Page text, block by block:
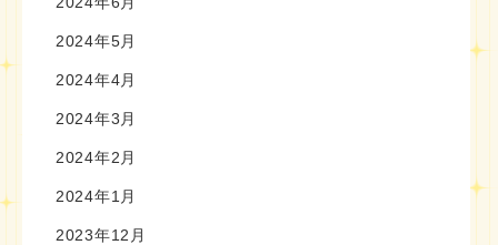
2024年5月
2024年4月
2024年3月
2024年2月
2024年1月
2023年12月